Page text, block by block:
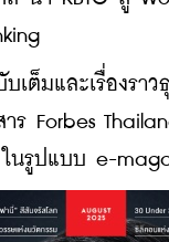
เต็มและเรื่องรา
ร Forbes
นรูปแบบ e-